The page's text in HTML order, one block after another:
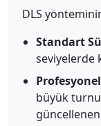
DLS
Standart
seviyelerde
büyük